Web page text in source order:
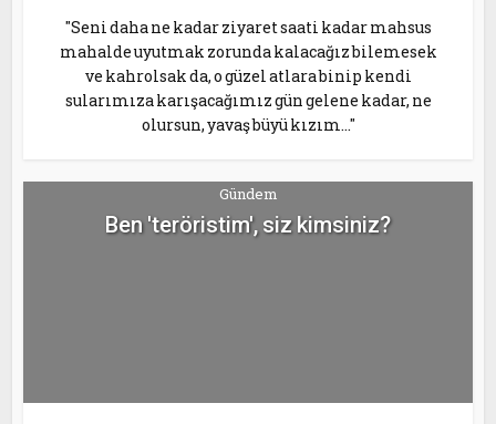
"Seni daha ne kadar ziyaret saati kadar mahsus
mahalde uyutmak zorunda kalacağız bilemesek
ve kahrolsak da, o güzel atlara binip kendi
sularımıza karışacağımız gün gelene kadar, ne
olursun, yavaş büyü kızım..."
Gündem
Ben 'teröristim', siz kimsiniz?